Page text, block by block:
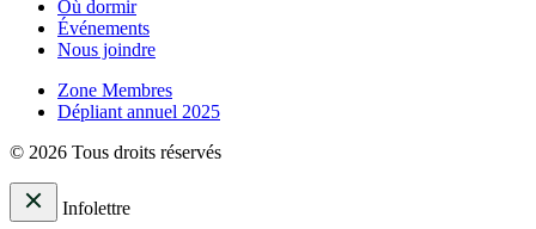
Où dormir
Événements
Nous joindre
Zone Membres
Dépliant annuel 2025
© 2026 Tous droits réservés
Infolettre